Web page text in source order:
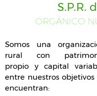
S.P.R.
ORGÁNICO
Somos una
rural con
propio y capital
entre nuestros objetivos
encuentran: